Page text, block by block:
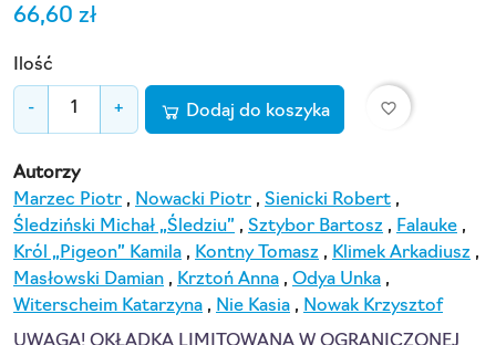
66,60 zł
Ilość
- + Dodaj do koszyka favorite_border
Autorzy
Marzec Piotr , Nowacki Piotr , Sienicki Robert ,
Śledziński Michał „Śledziu” , Sztybor Bartosz , Falauke ,
Król „Pigeon” Kamila , Kontny Tomasz , Klimek Arkadiusz ,
Masłowski Damian , Krztoń Anna , Odya Unka ,
Witerscheim Katarzyna , Nie Kasia , Nowak Krzysztof
UWAGA! OKŁADKA LIMITOWANA W OGRANICZONEJ